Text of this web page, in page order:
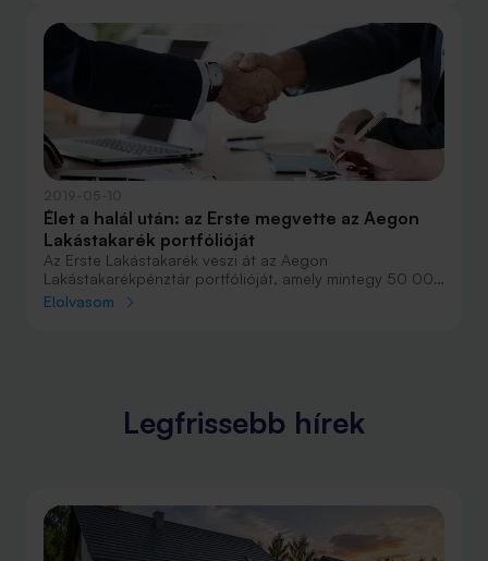
Élet a halál után: az Erste megvette az Aegon
Lakástakarék portfólióját
Az Erste Lakástakarék veszi át az Aegon
Lakástakarékpénztár portfólióját, amely mintegy 50 000
ügyfelet és nagyjából 64 000 szerződést jelent -
Elolvasom
Legfrissebb hírek